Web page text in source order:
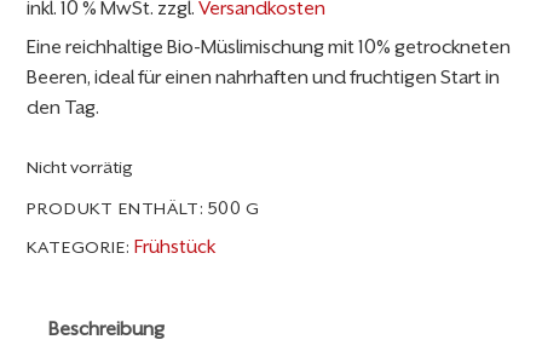
inkl. 10 % MwSt. zzgl.Versandkosten
Eine reichhaltige Bio-Müslimischung mit 10% getrockneten
Beeren, ideal für einen nahrhaften und fruchtigen Start in
den Tag.
Nicht vorrätig
PRODUKT ENTHÄLT: 500G
KATEGORIE: Frühstück
Beschreibung